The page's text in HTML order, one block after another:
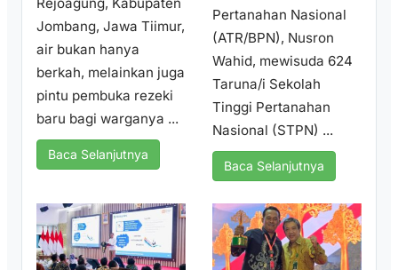
Jombang, Jawa Tiimur,
air bukan hanya
berkah, melainkan juga
pintu pembuka rezeki
baru bagi warganya ...
Baca Selanjutnya
Pertanahan Nasional
(ATR/BPN), Nusron
Wahid, mewisuda 624
Taruna/i Sekolah
Tinggi Pertanahan
Nasional (STPN) ...
Baca Selanjutnya